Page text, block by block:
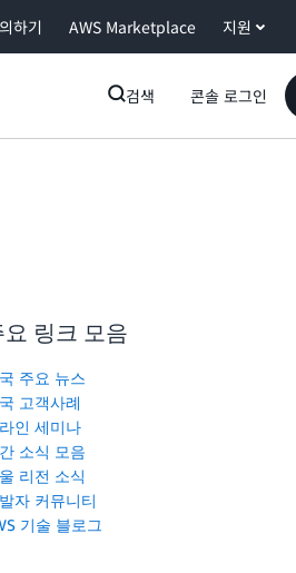
하기 AWS Marketplace 지원
검색 콘솔 로그인
요 링크 모음
주요 뉴스
고객사례
인 세미나
소식 모음
리전 소식
자 커뮤니티
기술 블로그